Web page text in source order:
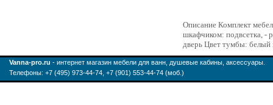
Описание Комплект
шкафчиком: подвсетка, -
дверь Цвет тумбы:
Vanna-pro.ru - интернет магазин мебели для ванн, душевые кабины, аксессуары.
Телефоны: +7 (495) 973-44-74, +7 (901) 553-44-74 (моб.)